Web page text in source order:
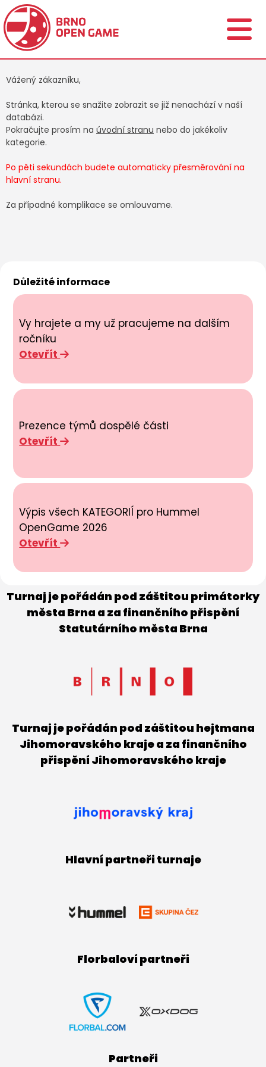
Vážený zákazníku,
Stránka, kterou se snažite zobrazit se již nenachází v naší
databázi.
Pokračujte prosím na úvodní stranu nebo do jakékoliv
kategorie.
Po pěti sekundách budete automaticky přesměrování na
hlavní stranu.
Za případné komplikace se omlouvame.
Důležité informace
Vy hrajete a my už pracujeme na dalším
ročníku
Otevřít
Prezence týmů dospělé části
Otevřít
Výpis všech KATEGORIÍ pro Hummel
OpenGame 2026
Otevřít
Turnaj je pořádán pod záštitou primátorky
města Brna a za finančního přispění
Statutárního města Brna
Turnaj je pořádán pod záštitou hejtmana
Jihomoravského kraje a za finančního
přispění Jihomoravského kraje
Hlavní partneři turnaje
Florbaloví partneři
Partneři